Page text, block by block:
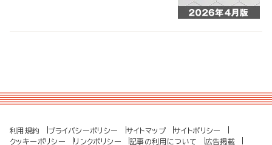
利用規約 プライバシーポリシー サイトマップ
サイトポリシー
クッキーポリシー
リンクポリシー 記事の利用について 広告掲載